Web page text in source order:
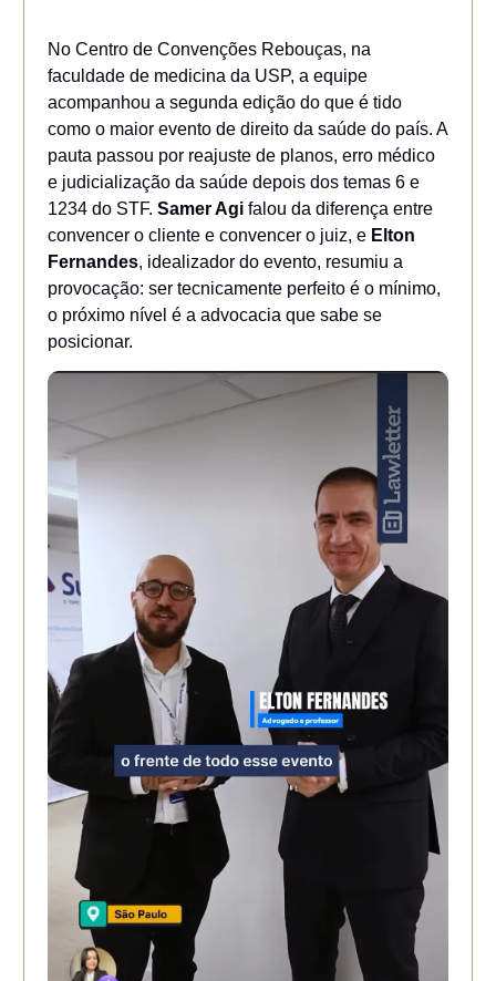
No Centro de Convenções Rebouças, na
faculdade de medicina da USP, a equipe
acompanhou a segunda edição do que é tido
como o maior evento de direito da saúde do país. A
pauta passou por reajuste de planos, erro médico
e judicialização da saúde depois dos temas 6 e
1234 do STF. Samer Agi falou da diferença entre
convencer o cliente e convencer o juiz, e Elton
Fernandes, idealizador do evento, resumiu a
provocação: ser tecnicamente perfeito é o mínimo,
o próximo nível é a advocacia que sabe se
posicionar.